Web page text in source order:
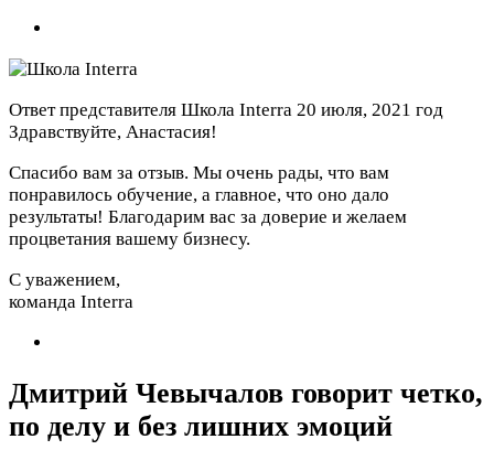
Ответ представителя Школа Interra 20 июля, 2021 год
Здравствуйте, Анастасия!
Спасибо вам за отзыв. Мы очень рады, что вам
понравилось обучение, а главное, что оно дало
результаты! Благодарим вас за доверие и желаем
процветания вашему бизнесу.
С уважением,
команда Interra
Дмитрий Чевычалов говорит четко,
по делу и без лишних эмоций